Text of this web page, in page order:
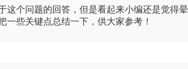
这个问题的回答，但是看起来小编还是觉得晕
一些关键点总结一下，供大家参考！